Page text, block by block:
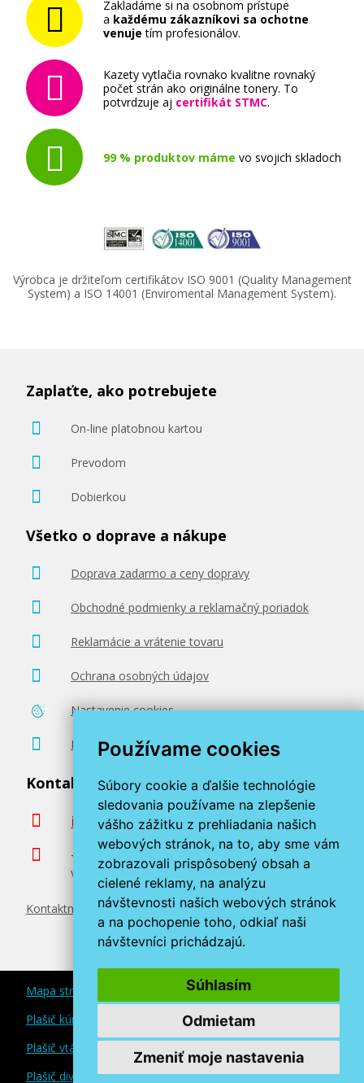
Používame cookies
Súbory cookie a ďalšie technológie
sledovania používame na zlepšenie
vášho zážitku z prehliadania našich
webových stránok, na to, aby sme vám
zobrazovali prispôsobený obsah a
cielené reklamy, na analýzu
návštevnosti našich webových stránok
a na pochopenie toho, odkiaľ naši
návštevníci prichádzajú.
Súhlasím
Odmietam
Zmeniť moje nastavenia
Zakladáme si na osobnom prístupe
a každému zákazníkovi sa ochotne
venuje tím profesionálov.
Kazety vytlačia rovnako kvalitne rovnaký
počet strán ako originálne tonery. To
potvrdzuje aj certifikát STMC.
99 % produktov máme vo svojich skladoch
Výrobca je držiteľom certifikátov ISO 9001 (Quality Management
System) a ISO 14001 (Enviromental Management System).
Zaplaťte, ako potrebujete
On-line platobnou kartou
Prevodom
Dobierkou
Všetko o doprave a nákupe
Doprava zadarmo a ceny dopravy
Obchodné podmienky a reklamačný poriadok
Reklamácie a vrátenie tovaru
Ochrana osobných údajov
Nastavenie cookies
Poradenstvo zadarmo
Kontaktujte nás
info@miroluk.sk
+420 377 222 313
Volajte v pracovné dni od 8. do 17. hod.
Kontaktné údaje
Mapa stránok
Plašič kún a myší
Plašič vtákov
Plašič divokej zveri